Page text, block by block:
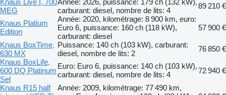
MEG
carburant: diesel, nombre de lits: 4
89 210 €
Knaus Platium
Edition
Année: 2020, kilométrage: 8 900 km, euro:
Euro 6, puissance: 160 ch (118 kW),
carburant: diesel
57 900 €
Knaus BoxTime,
630 MX
Puissance: 140 ch (103 kW), carburant:
diesel, nombre de lits: 2
76 850 €
Knaus BoxLife,
600 DQ Platinum
Sel
Euro: Euro 6, puissance: 140 ch (103 kW),
carburant: diesel, nombre de lits: 4
72 940 €
Knaus R15 half
Année: 2009, kilométrage: 77 490 km,